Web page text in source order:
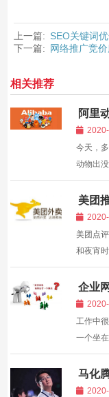
上一篇: SEO关键词
下一篇: 网络推广竞
相关推荐
阿里
动物
今天，
动物出
脚印引
点盘点
宣布更
美团
商家
美团点
和夜宵
会倾斜
户、暂
以参与
企业
可少—
工作中
一个坐
到问题
同的问
交流，
马化
开始